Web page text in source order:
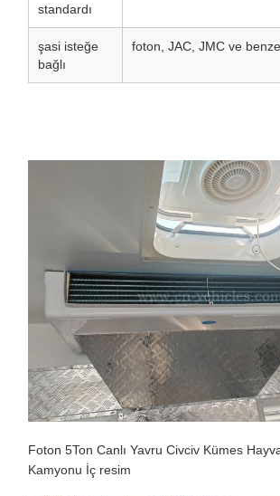
standardı
şasi isteğe
bağlı
foton, JAC, JMC ve
Foton 5Ton Canlı Yavru Civciv Kümes
Kamyonu İç resim